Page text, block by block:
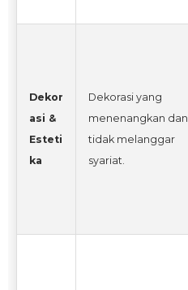
Dekor
asi &
Esteti
ka
Dekorasi yang
menenangkan dan
tidak melanggar
syariat.